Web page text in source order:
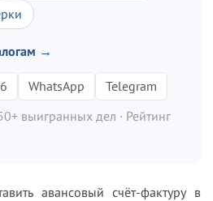
→
WhatsApp
Telegram
выигранных дел · Рейтинг
авансовый счёт-фактуру в